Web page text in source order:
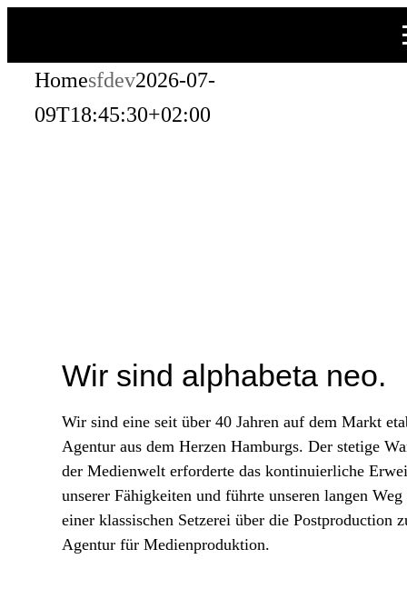
Inhalt
springen
Homesfdev2026-07-
09T18:45:30+02:00
Wir sind alphabeta neo.
Wir sind eine seit über 40 Jahren auf dem Markt
Agentur aus dem Herzen Hamburgs. Der stetige
der Medienwelt erforderte das kontinuierliche
unserer Fähigkeiten und führte unseren langen
einer klassischen Setzerei über die Postproduction
Agentur für Medienproduktion.